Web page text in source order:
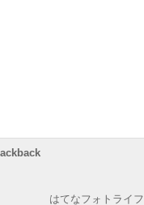
はてなフォトライフ